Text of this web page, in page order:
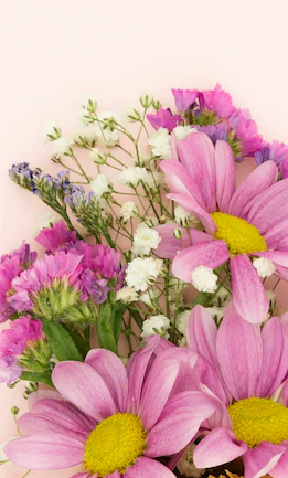
Português
Copyright © 2010-2026Freepik Company S.L.U.